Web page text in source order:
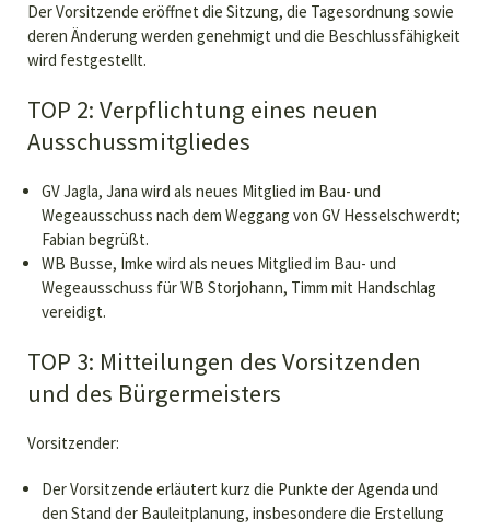
Der Vorsitzende eröffnet die Sitzung, die Tagesordnung sowie
deren Änderung werden genehmigt und die Beschlussfähigkeit
wird festgestellt.
TOP 2: Verpflichtung eines neuen
Ausschussmitgliedes
GV Jagla, Jana wird als neues Mitglied im Bau- und
Wegeausschuss nach dem Weggang von GV Hesselschwerdt;
Fabian begrüßt.
WB Busse, Imke wird als neues Mitglied im Bau- und
Wegeausschuss für WB Storjohann, Timm mit Handschlag
vereidigt.
TOP 3: Mitteilungen des Vorsitzenden
und des Bürgermeisters
Vorsitzender:
Der Vorsitzende erläutert kurz die Punkte der Agenda und
den Stand der Bauleitplanung, insbesondere die Erstellung